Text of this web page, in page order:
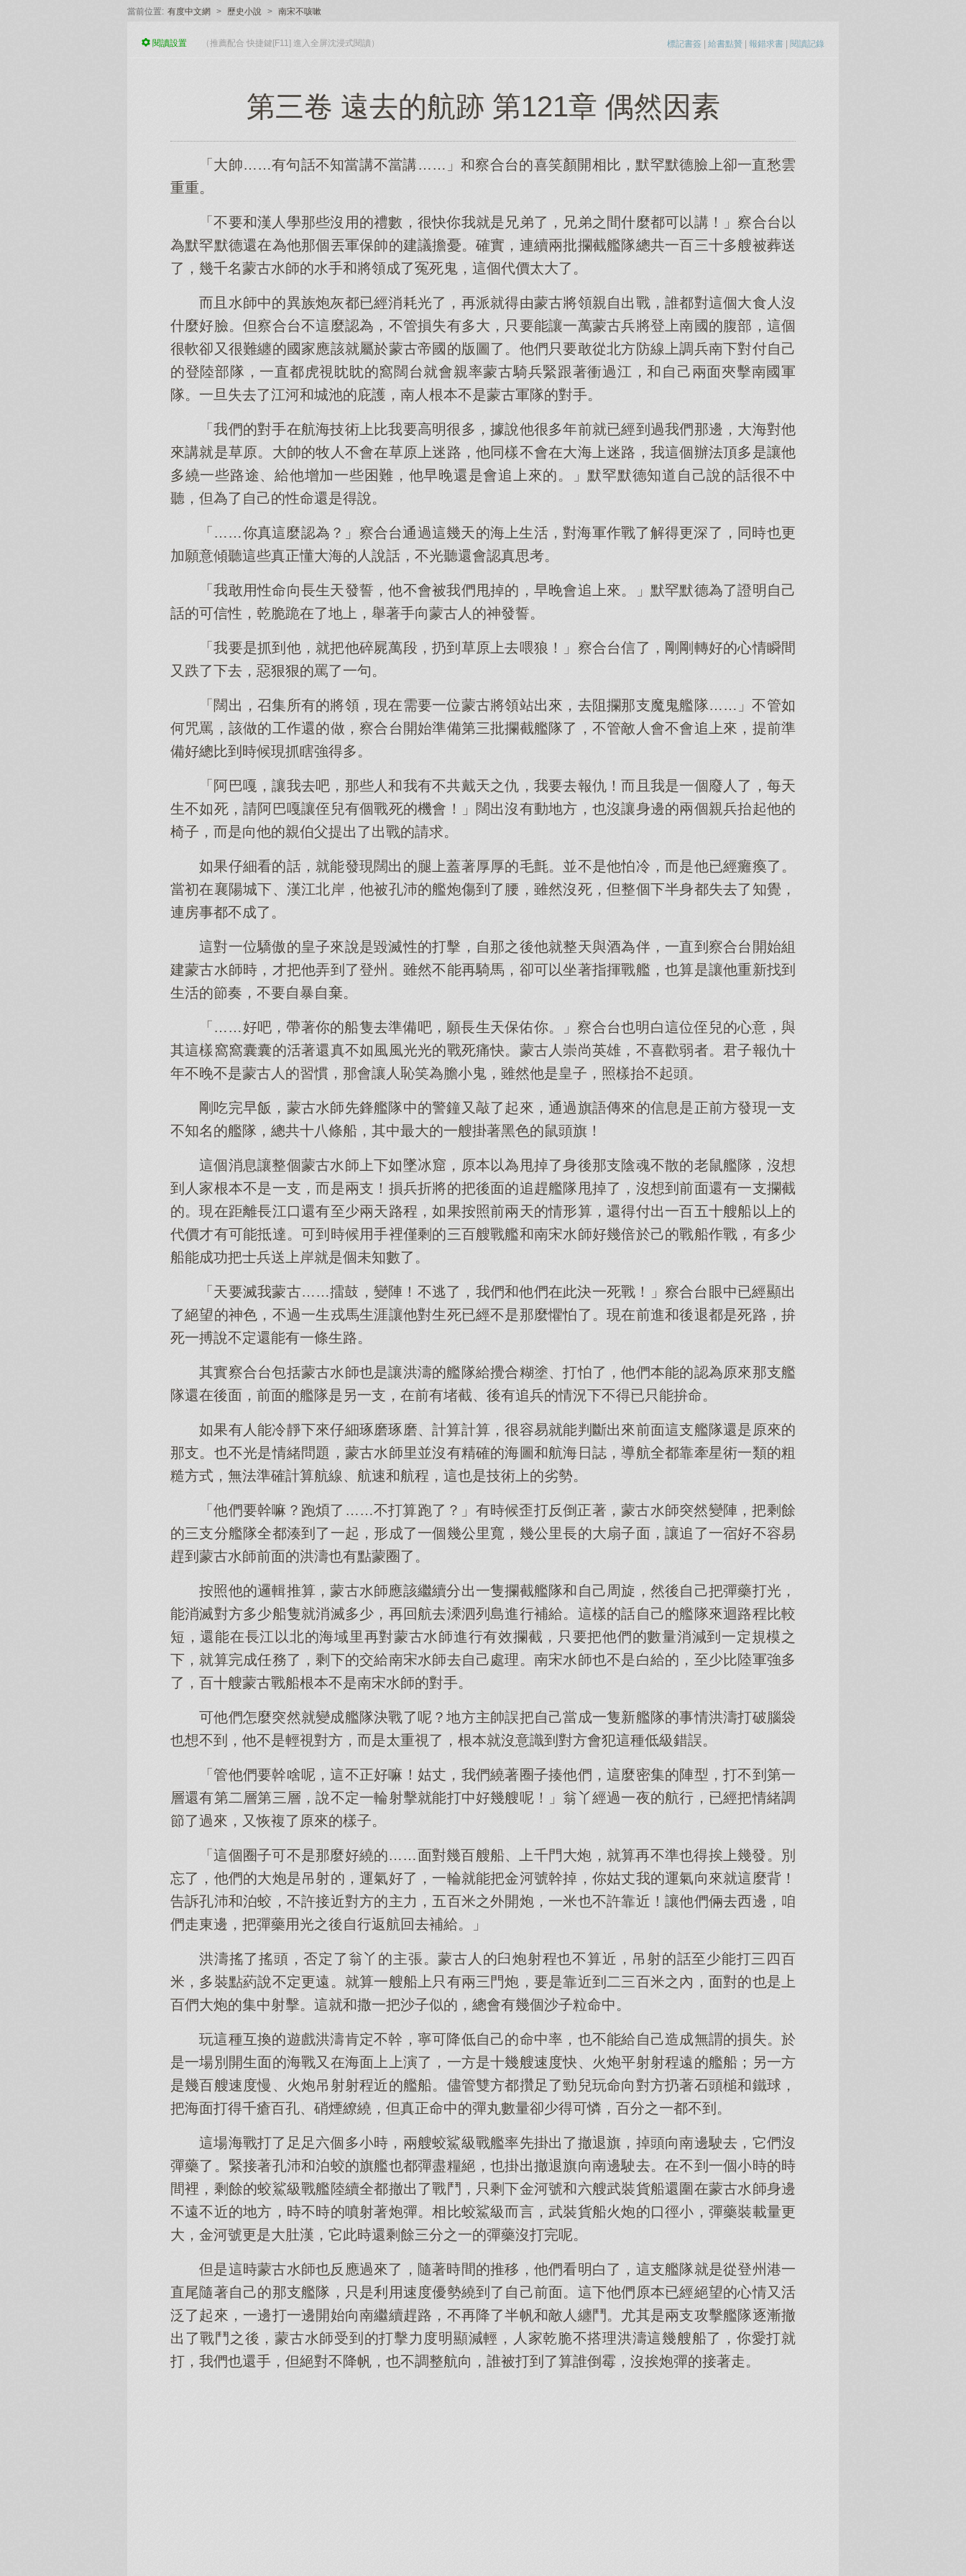
當前位置: 有度中文網 > 歷史小說 > 南宋不咳嗽
標記書簽 | 給書點贊 | 報錯求書 | 閱讀記錄
閱讀設置 （推薦配合 快捷鍵[F11] 進入全屏沈浸式閱讀）
第三卷 遠去的航跡 第121章 偶然因素
「大帥……有句話不知當講不當講……」和察合台的喜笑顏開相比，默罕默德臉上卻一直愁雲
重重。
「不要和漢人學那些沒用的禮數，很快你我就是兄弟了，兄弟之間什麼都可以講！」察合台以
為默罕默德還在為他那個丟軍保帥的建議擔憂。確實，連續兩批攔截艦隊總共一百三十多艘被葬送
了，幾千名蒙古水師的水手和將領成了冤死鬼，這個代價太大了。
而且水師中的異族炮灰都已經消耗光了，再派就得由蒙古將領親自出戰，誰都對這個大食人沒
什麼好臉。但察合台不這麼認為，不管損失有多大，只要能讓一萬蒙古兵將登上南國的腹部，這個
很軟卻又很難纏的國家應該就屬於蒙古帝國的版圖了。他們只要敢從北方防線上調兵南下對付自己
的登陸部隊，一直都虎視眈眈的窩闊台就會親率蒙古騎兵緊跟著衝過江，和自己兩面夾擊南國軍
隊。一旦失去了江河和城池的庇護，南人根本不是蒙古軍隊的對手。
「我們的對手在航海技術上比我要高明很多，據說他很多年前就已經到過我們那邊，大海對他
來講就是草原。大帥的牧人不會在草原上迷路，他同樣不會在大海上迷路，我這個辦法頂多是讓他
多繞一些路途、給他增加一些困難，他早晚還是會追上來的。」默罕默德知道自己說的話很不中
聽，但為了自己的性命還是得說。
「……你真這麼認為？」察合台通過這幾天的海上生活，對海軍作戰了解得更深了，同時也更
加願意傾聽這些真正懂大海的人說話，不光聽還會認真思考。
「我敢用性命向長生天發誓，他不會被我們甩掉的，早晚會追上來。」默罕默德為了證明自己
話的可信性，乾脆跪在了地上，舉著手向蒙古人的神發誓。
「我要是抓到他，就把他碎屍萬段，扔到草原上去喂狼！」察合台信了，剛剛轉好的心情瞬間
又跌了下去，惡狠狠的罵了一句。
「闊出，召集所有的將領，現在需要一位蒙古將領站出來，去阻攔那支魔鬼艦隊……」不管如
何咒罵，該做的工作還的做，察合台開始準備第三批攔截艦隊了，不管敵人會不會追上來，提前準
備好總比到時候現抓瞎強得多。
「阿巴嘎，讓我去吧，那些人和我有不共戴天之仇，我要去報仇！而且我是一個廢人了，每天
生不如死，請阿巴嘎讓侄兒有個戰死的機會！」闊出沒有動地方，也沒讓身邊的兩個親兵抬起他的
椅子，而是向他的親伯父提出了出戰的請求。
如果仔細看的話，就能發現闊出的腿上蓋著厚厚的毛氈。並不是他怕冷，而是他已經癱瘓了。
當初在襄陽城下、漢江北岸，他被孔沛的艦炮傷到了腰，雖然沒死，但整個下半身都失去了知覺，
連房事都不成了。
這對一位驕傲的皇子來說是毀滅性的打擊，自那之後他就整天與酒為伴，一直到察合台開始組
建蒙古水師時，才把他弄到了登州。雖然不能再騎馬，卻可以坐著指揮戰艦，也算是讓他重新找到
生活的節奏，不要自暴自棄。
「……好吧，帶著你的船隻去準備吧，願長生天保佑你。」察合台也明白這位侄兒的心意，與
其這樣窩窩囊囊的活著還真不如風風光光的戰死痛快。蒙古人崇尚英雄，不喜歡弱者。君子報仇十
年不晚不是蒙古人的習慣，那會讓人恥笑為膽小鬼，雖然他是皇子，照樣抬不起頭。
剛吃完早飯，蒙古水師先鋒艦隊中的警鐘又敲了起來，通過旗語傳來的信息是正前方發現一支
不知名的艦隊，總共十八條船，其中最大的一艘掛著黑色的鼠頭旗！
這個消息讓整個蒙古水師上下如墜冰窟，原本以為甩掉了身後那支陰魂不散的老鼠艦隊，沒想
到人家根本不是一支，而是兩支！損兵折將的把後面的追趕艦隊甩掉了，沒想到前面還有一支攔截
的。現在距離長江口還有至少兩天路程，如果按照前兩天的情形算，還得付出一百五十艘船以上的
代價才有可能抵達。可到時候用手裡僅剩的三百艘戰艦和南宋水師好幾倍於己的戰船作戰，有多少
船能成功把士兵送上岸就是個未知數了。
「天要滅我蒙古……擂鼓，變陣！不逃了，我們和他們在此決一死戰！」察合台眼中已經顯出
了絕望的神色，不過一生戎馬生涯讓他對生死已經不是那麼懼怕了。現在前進和後退都是死路，拚
死一搏說不定還能有一條生路。
其實察合台包括蒙古水師也是讓洪濤的艦隊給攪合糊塗、打怕了，他們本能的認為原來那支艦
隊還在後面，前面的艦隊是另一支，在前有堵截、後有追兵的情況下不得已只能拚命。
如果有人能冷靜下來仔細琢磨琢磨、計算計算，很容易就能判斷出來前面這支艦隊還是原來的
那支。也不光是情緒問題，蒙古水師里並沒有精確的海圖和航海日誌，導航全都靠牽星術一類的粗
糙方式，無法準確計算航線、航速和航程，這也是技術上的劣勢。
「他們要幹嘛？跑煩了……不打算跑了？」有時候歪打反倒正著，蒙古水師突然變陣，把剩餘
的三支分艦隊全都湊到了一起，形成了一個幾公里寬，幾公里長的大扇子面，讓追了一宿好不容易
趕到蒙古水師前面的洪濤也有點蒙圈了。
按照他的邏輯推算，蒙古水師應該繼續分出一隻攔截艦隊和自己周旋，然後自己把彈藥打光，
能消滅對方多少船隻就消滅多少，再回航去溗泗列島進行補給。這樣的話自己的艦隊來迴路程比較
短，還能在長江以北的海域里再對蒙古水師進行有效攔截，只要把他們的數量消減到一定規模之
下，就算完成任務了，剩下的交給南宋水師去自己處理。南宋水師也不是白給的，至少比陸軍強多
了，百十艘蒙古戰船根本不是南宋水師的對手。
可他們怎麼突然就變成艦隊決戰了呢？地方主帥誤把自己當成一隻新艦隊的事情洪濤打破腦袋
也想不到，他不是輕視對方，而是太重視了，根本就沒意識到對方會犯這種低級錯誤。
「管他們要幹啥呢，這不正好嘛！姑丈，我們繞著圈子揍他們，這麼密集的陣型，打不到第一
層還有第二層第三層，說不定一輪射擊就能打中好幾艘呢！」翁丫經過一夜的航行，已經把情緒調
節了過來，又恢複了原來的樣子。
「這個圈子可不是那麼好繞的……面對幾百艘船、上千門大炮，就算再不準也得挨上幾發。別
忘了，他們的大炮是吊射的，運氣好了，一輪就能把金河號幹掉，你姑丈我的運氣向來就這麼背！
告訴孔沛和泊蛟，不許接近對方的主力，五百米之外開炮，一米也不許靠近！讓他們倆去西邊，咱
們走東邊，把彈藥用光之後自行返航回去補給。」
洪濤搖了搖頭，否定了翁丫的主張。蒙古人的臼炮射程也不算近，吊射的話至少能打三四百
米，多裝點葯說不定更遠。就算一艘船上只有兩三門炮，要是靠近到二三百米之內，面對的也是上
百們大炮的集中射擊。這就和撒一把沙子似的，總會有幾個沙子粒命中。
玩這種互換的遊戲洪濤肯定不幹，寧可降低自己的命中率，也不能給自己造成無謂的損失。於
是一場別開生面的海戰又在海面上上演了，一方是十幾艘速度快、火炮平射射程遠的艦船；另一方
是幾百艘速度慢、火炮吊射射程近的艦船。儘管雙方都攢足了勁兒玩命向對方扔著石頭槌和鐵球，
把海面打得千瘡百孔、硝煙繚繞，但真正命中的彈丸數量卻少得可憐，百分之一都不到。
這場海戰打了足足六個多小時，兩艘蛟鯊級戰艦率先掛出了撤退旗，掉頭向南邊駛去，它們沒
彈藥了。緊接著孔沛和泊蛟的旗艦也都彈盡糧絕，也掛出撤退旗向南邊駛去。在不到一個小時的時
間裡，剩餘的蛟鯊級戰艦陸續全都撤出了戰鬥，只剩下金河號和六艘武裝貨船還圍在蒙古水師身邊
不遠不近的地方，時不時的噴射著炮彈。相比蛟鯊級而言，武裝貨船火炮的口徑小，彈藥裝載量更
大，金河號更是大肚漢，它此時還剩餘三分之一的彈藥沒打完呢。
但是這時蒙古水師也反應過來了，隨著時間的推移，他們看明白了，這支艦隊就是從登州港一
直尾隨著自己的那支艦隊，只是利用速度優勢繞到了自己前面。這下他們原本已經絕望的心情又活
泛了起來，一邊打一邊開始向南繼續趕路，不再降了半帆和敵人纏鬥。尤其是兩支攻擊艦隊逐漸撤
出了戰鬥之後，蒙古水師受到的打擊力度明顯減輕，人家乾脆不搭理洪濤這幾艘船了，你愛打就
打，我們也還手，但絕對不降帆，也不調整航向，誰被打到了算誰倒霉，沒挨炮彈的接著走。